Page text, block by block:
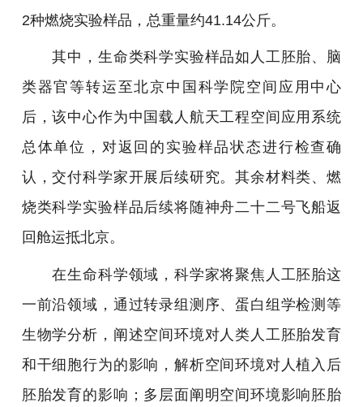
2种燃烧实验样品，总重量约41.14公斤。
其中，生命类科学实验样品如人工胚胎、脑
类器官等转运至北京中国科学院空间应用中心
后，该中心作为中国载人航天工程空间应用系统
总体单位，对返回的实验样品状态进行检查确
认，交付科学家开展后续研究。其余材料类、燃
烧类科学实验样品后续将随神舟二十二号飞船返
回舱运抵北京。
在生命科学领域，科学家将聚焦人工胚胎这
一前沿领域，通过转录组测序、蛋白组学检测等
生物学分析，阐述空间环境对人类人工胚胎发育
和干细胞行为的影响，解析空间环境对人植入后
胚胎发育的影响；多层面阐明空间环境影响胚胎